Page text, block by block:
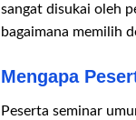
sangat disukai oleh
bagaimana memilih
Mengapa
Peserta seminar